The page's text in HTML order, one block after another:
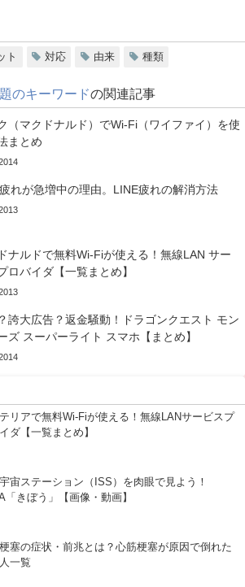
ト 対応 由来 種類
のキーワードの関連記事
（マクドナルド）でWi-Fi（ワイファイ）を使
まとめ
疲れが急増中の理由。LINE疲れの解消方法
ナルドで無料Wi-Fiが使える！無線LAN サー
ロバイダ【一覧まとめ】
誇大広告？返金騒動！ドラゴンクエスト モン
ズ スーパーライト スマホ【まとめ】
リアで無料Wi-Fiが使える！無線LANサービスプ
ダ【一覧まとめ】
宙ステーション（ISS）を肉眼で見よう！
「きぼう」【画像・動画】
塞の症状・前兆とは？心筋梗塞が原因で倒れた
一覧